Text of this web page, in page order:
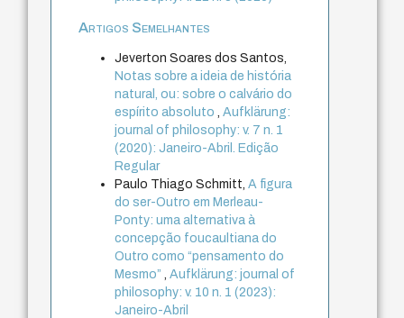
Artigos Semelhantes
Jeverton Soares dos Santos,
Notas sobre a ideia de história
natural, ou: sobre o calvário do
espírito absoluto
,Aufklärung:
journal of philosophy: v. 7 n. 1
(2020): Janeiro-Abril. Edição
Regular
Paulo Thiago Schmitt,A figura
do ser-Outro em Merleau-
Ponty: uma alternativa à
concepção foucaultiana do
Outro como “pensamento do
Mesmo”
,Aufklärung: journal of
philosophy: v. 10 n. 1 (2023):
Janeiro-Abril